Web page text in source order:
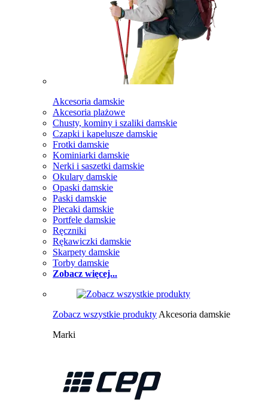
Akcesoria damskie
Akcesoria plażowe
Chusty, kominy i szaliki damskie
Czapki i kapelusze damskie
Frotki damskie
Kominiarki damskie
Nerki i saszetki damskie
Okulary damskie
Opaski damskie
Paski damskie
Plecaki damskie
Portfele damskie
Ręczniki
Rękawiczki damskie
Skarpety damskie
Torby damskie
Zobacz więcej...
Zobacz wszystkie produkty Akcesoria damskie
Marki